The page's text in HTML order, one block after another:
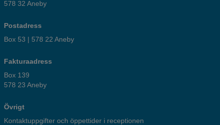
578 32 Aneby
Postadress
Box 53 | 578 22 Aneby
Fakturaadress
Box 139
578 23 Aneby
Övrigt
Kontaktuppgifter och öppettider i receptionen